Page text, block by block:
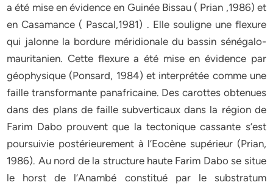
a été mise en évidence en Guinée Bissau ( Prian ,1986) et
en Casamance ( Pascal,1981) . Elle souligne une flexure
qui jalonne la bordure méridionale du bassin sénégalo-
mauritanien. Cette flexure a été mise en évidence par
géophysique (Ponsard, 1984) et interprétée comme une
faille transformante panafricaine. Des carottes obtenues
dans des plans de faille subverticaux dans la région de
Farim Dabo prouvent que la tectonique cassante s’est
poursuivie postérieurement à l’Eocène supérieur (Prian,
1986). Au nord de la structure haute Farim Dabo se situe
le horst de l’Anambé constitué par le substratum